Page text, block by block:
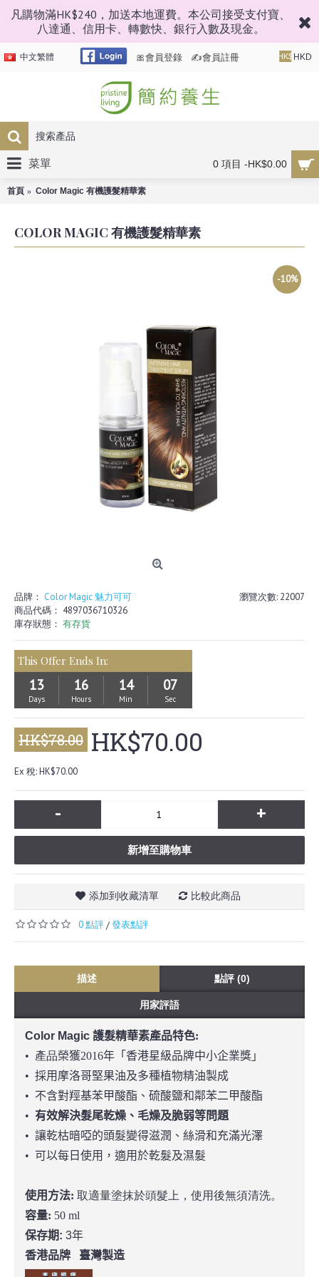
凡購物滿HK$240，加送本地運費。本公司接受支付寶、
八達通、信用卡、轉數快、銀行入數及現金。
中文繁體 HK$ HKD
🎀會員登錄 ✍會員註冊
0 項目 -HK$0.00
菜單
首頁 Color Magic 有機護髮精華素
COLOR MAGIC 有機護髮精華素
-10%
瀏覽次數: 22007
品牌： Color Magic 魅力可可
商品代碼： 4897036710326
庫存狀態： 有存貨
This Offer Ends In:
13
Days
16
Hours
14
Min
05
Sec
HK$78.00 HK$70.00
Ex 稅: HK$70.00
- +
新增至購物車
添加到收藏清單 比較此商品
0 點評/發表點評
描述 點評 (0)
用家評語
Color Magic 護髮精華素產品特色:
• 產品榮獲2016年「香港星級品牌中小企業獎」
• 採用摩洛哥堅果油及多種植物精油製成
• 不含對羥基苯甲酸酯、硫酸鹽和鄰苯二甲酸酯
• 有效解決髮尾乾燥、毛燥及脆弱等問題
• 讓乾枯暗啞的頭髮變得滋潤、絲滑和充滿光澤
• 可以每日使用，適用於乾髮及濕髮
使用方法: 取適量塗抹於頭髮上，使用後無須清洗。
容量: 50 ml
保存期: 3年
香港品牌 臺灣製造